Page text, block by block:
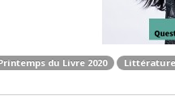
du Livre 2020